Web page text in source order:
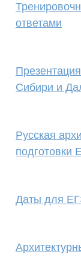
ответами
Сибири и
Русская
подготовки
Даты для